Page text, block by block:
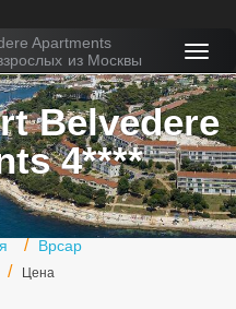
Apartments
из Москвы
Belvedere
4****
Врсар
Цена